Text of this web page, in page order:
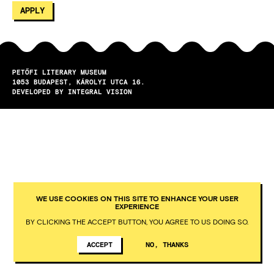
PETŐFI LITERARY MUSEUM
1053
BUDAPEST
KÁROLYI UTCA 16.
DEVELOPED BY INTEGRAL VISION
WE USE COOKIES ON THIS SITE TO ENHANCE YOUR USER
EXPERIENCE
BY CLICKING THE ACCEPT BUTTON, YOU AGREE TO US DOING SO.
ACCEPT NO, THANKS